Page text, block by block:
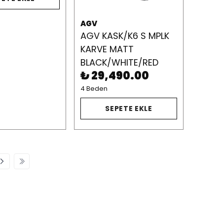
AGV
AGV KASK/K6 S MPLK
KARVE MATT
BLACK/WHITE/RED
₺ 29,490.00
4 Beden
SEPETE EKLE